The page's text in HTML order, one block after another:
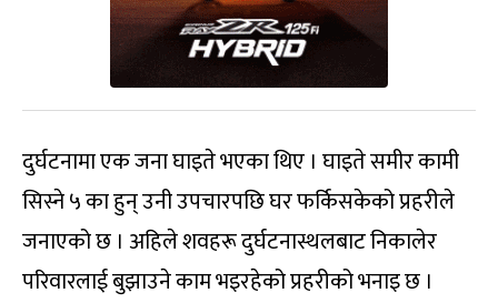
दुर्घटनामा एक जना घाइते भएका थिए । घाइते समीर कामी
सिस्ने ५ का हुन् उनी उपचारपछि घर फर्किसकेको प्रहरीले
जनाएको छ । अहिले शवहरू दुर्घटनास्थलबाट निकालेर
परिवारलाई बुझाउने काम भइरहेको प्रहरीको भनाइ छ ।